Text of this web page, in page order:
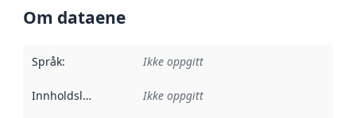
Om dataene
Språk: Ikke oppgitt
Innholdsleverandører :
Ikke oppgitt